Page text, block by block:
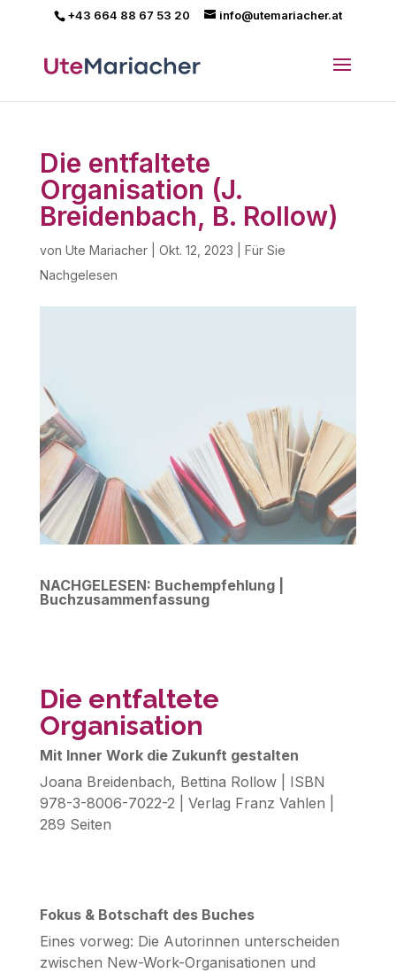
+43 664 88 67 53 20 info@utemariacher.at
Die entfaltete
Organisation (J.
Breidenbach, B. Rollow)
von Ute Mariacher| Okt. 12, 2023
Für Sie
Nachgelesen
NACHGELESEN: Buchempfehlung |
Buchzusammenfassung
Die entfaltete
Organisation
Mit Inner Work die Zukunft gestalten
Joana Breidenbach, Bettina Rollow | ISBN
978-3-8006-7022-2 | Verlag Franz Vahlen |
289 Seiten
Fokus & Botschaft des Buches
Eines vorweg: Die Autorinnen unterscheiden
zwischen New-Work-Organisationen und